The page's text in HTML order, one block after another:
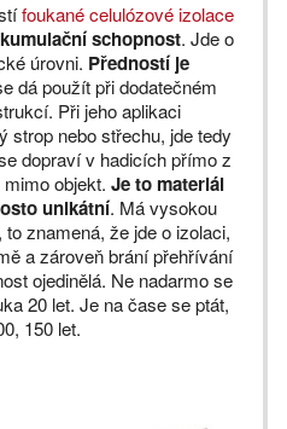
foukané celulózové izolace
schopnost. Jde o
úrovni. Předností je
dá použít při dodatečném
Při jeho aplikaci
strop nebo střechu, jde tedy
dopraví v hadicích přímo z
objekt. Je to materiál
unikátní. Má vysokou
znamená, že jde o izolaci,
a zároveň brání přehřívání
ojedinělá. Ne nadarmo se
20 let. Je na čase se ptát,
150 let.